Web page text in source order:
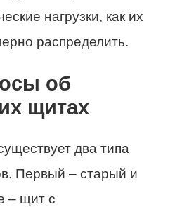
нагрузки, как их
распределить.
об
щитах
два типа
Первый – старый и
– щит с